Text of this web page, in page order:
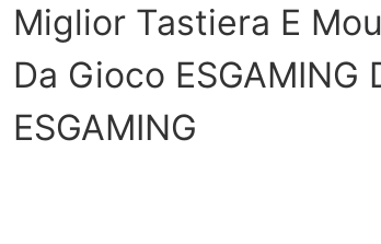
Miglior Tastiera E
Da Gioco ESGAMING
ESGAMING